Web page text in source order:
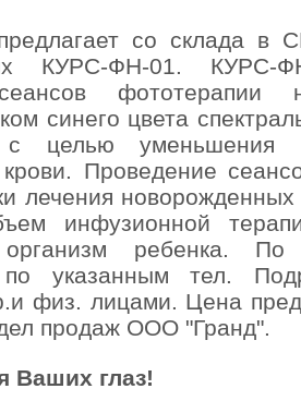
со склада в
КУРС-ФН-01. КУРС-
фототерапии
синего цвета
уменьшения
Проведение
лечения
инфузионной
ребенка. По
по указанным тел.
физ. лицами. Цена
продаж ООО "Гранд".
Ваших глаз!